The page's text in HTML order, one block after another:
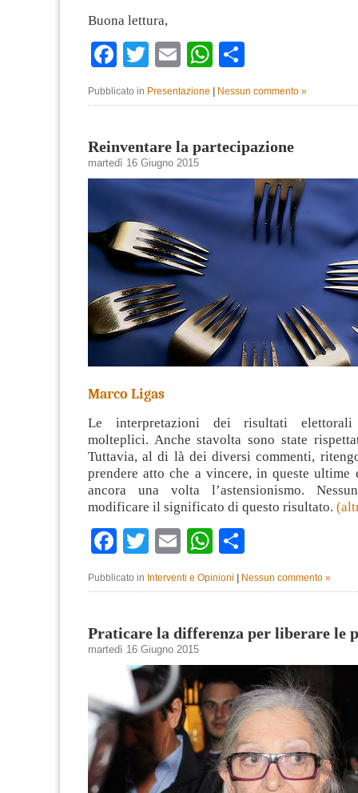
Buona lettura,
Facebook
TwitterEmailWhatsApp
Pubblicato in Presentazione | Nessun commento »
Reinventare la partecipazione
martedì 16 Giugno 2015
Marco Ligas
Le interpretazioni dei risultati elettorali
molteplici. Anche stavolta sono state
Tuttavia, al di là dei diversi commenti,
prendere atto che a vincere, in queste ultime
ancora una volta l’astensionismo.
modificare il significato di questo risultato.
Facebook
TwitterEmailWhatsApp
Pubblicato in Interventi e Opinioni Nessun commento »
Praticare la differenza per liberare le
martedì 16 Giugno 2015